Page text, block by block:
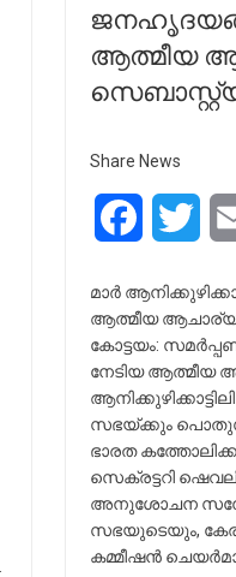
ആത്മീയ
Share News
Facebook
മാർ
ആത്മീയ
കോട്ടയം:
നേടിയ ആത്മീയ
സഭയ്ക്കും
ഭാരത
സെക്രട്ടറി
അനുശോചന
സഭയുടെയും,
കമ്മീഷൻ